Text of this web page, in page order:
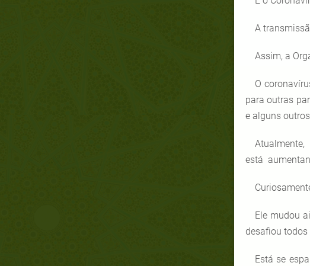
A
Assim, a
O
para outras
e alguns
está
Ele mudou
desafiou
Está se